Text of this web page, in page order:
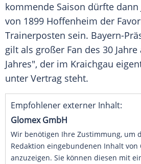
kommende Saison dürfte dann
von 1899 Hoffenheim der
Trainerposten sein. Bayern-
gilt als großer Fan des 30
Jahres", der im Kraichgau
unter Vertrag steht.
Empfohlener externer Inhalt:
Glomex GmbH
Wir benötigen Ihre Zustimmung, um
Redaktion eingebundenen Inhalt von
anzuzeigen. Sie können diesen mit